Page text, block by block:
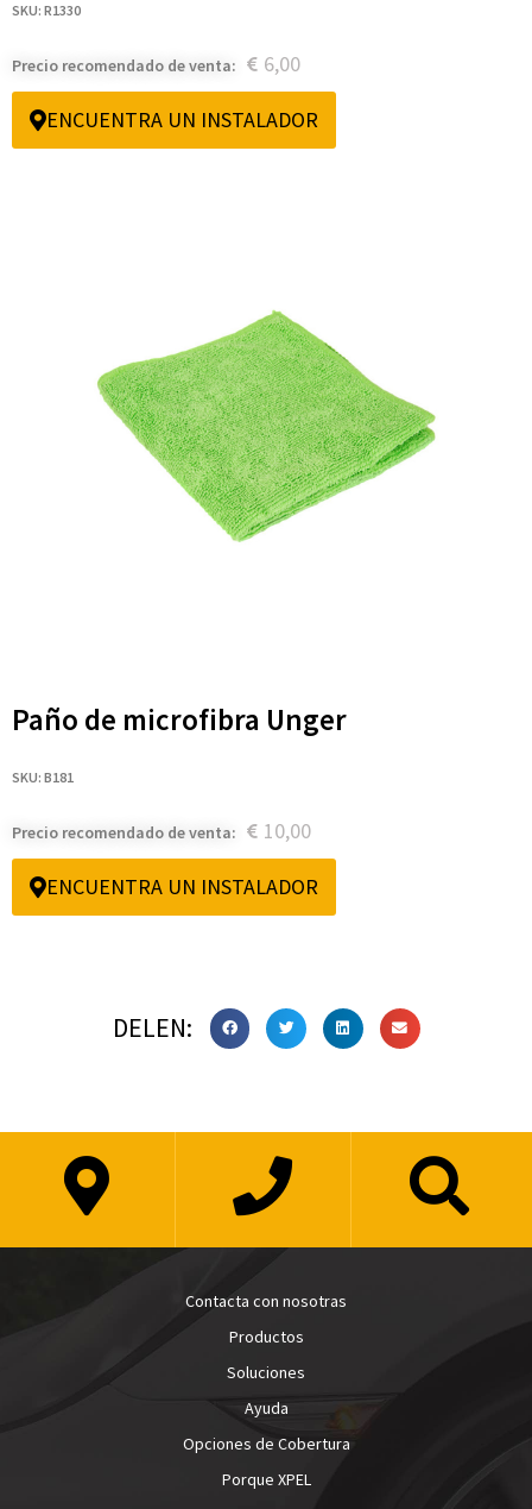
SKU: R1330
Precio recomendado de venta: 6,00
ENCUENTRA UN INSTALADOR
Paño de microfibra Unger
SKU: B181
Precio recomendado de venta: 10,00
ENCUENTRA UN INSTALADOR
DELEN:
Contacta con nosotras
Productos
Soluciones
Ayuda
Opciones de Cobertura
Porque XPEL